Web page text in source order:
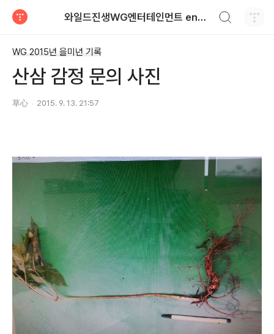
와일드진생WG엔터테인먼트 entertainment
WG 2015년 을미년 기록
산삼 감정 문의 사진
草心 2015. 9. 13. 21:57